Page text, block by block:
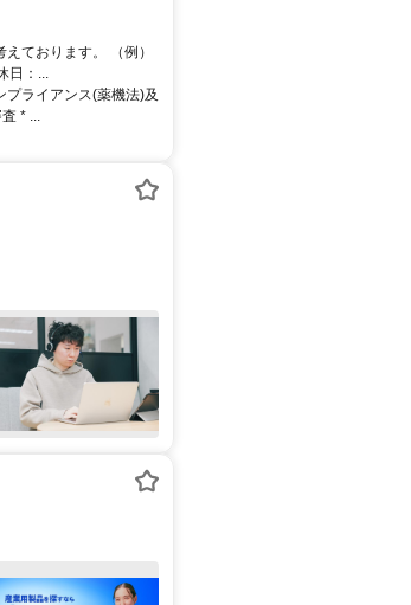
ております。 （例）
日：...
ライアンス(薬機法)及
* ...